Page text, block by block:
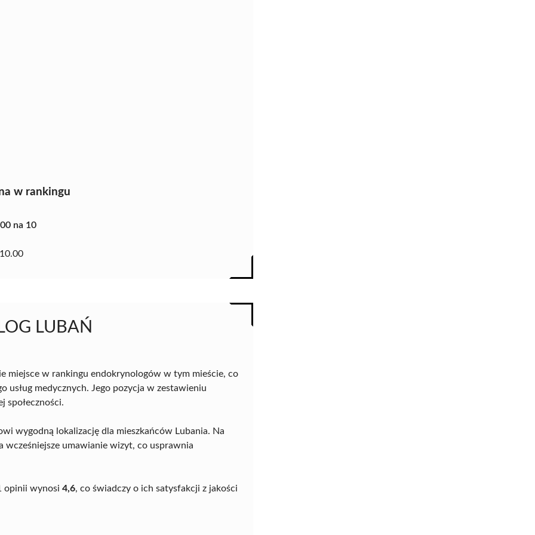
w rankingu
na 10
10.00
LUBAŃ
miejsce w rankingu endokrynologów w tym mieście, co
medycznych. Jego pozycja w zestawieniu
społeczności.
wygodną lokalizację dla mieszkańców Lubania. Na
wcześniejsze umawianie wizyt, co usprawnia
opinii wynosi 4,6, co świadczy o ich satysfakcji z jakości